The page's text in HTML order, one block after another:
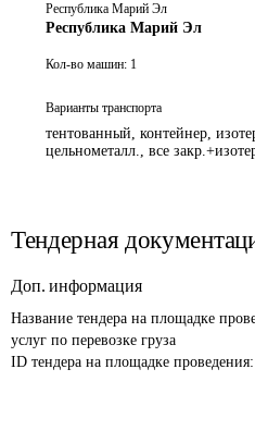
Республика Марий Эл
Республика Марий Эл
Кол-во машин: 1
Варианты транспорта
тентованный, контейнер,
цельнометалл., все
Тендерная
Доп. информация
Название тендера на площадке
услуг по перевозке груза
ID тендера на площадке проведения: